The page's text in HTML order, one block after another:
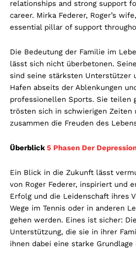
relationships and strong support
career. Mirka Federer, Roger’s
essential pillar of support
Die Bedeutung der Familie im
lässt sich nicht überbetonen.
sind seine stärksten Unterstützer
Hafen abseits der Ablenkungen
professionellen Sports. Sie teilen
trösten sich in schwierigen Zeiten
zusammen die Freuden des
Überblick 5 Phasen Der
Ein Blick in die Zukunft lässt
von Roger Federer, inspiriert und
Erfolg und die Leidenschaft ihres
Wege im Tennis oder in anderen
gehen werden. Eines ist sicher:
Unterstützung, die sie in ihrer
ihnen dabei eine starke Grundlage